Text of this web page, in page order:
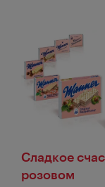
Сладкое
розовом